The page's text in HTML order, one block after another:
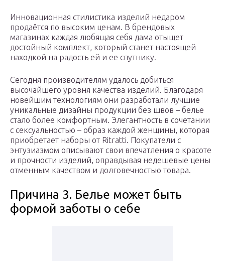
Инновационная стилистика изделий недаром
продаётся по высоким ценам. В брендовых
магазинах каждая любящая себя дама отыщет
достойный комплект, который станет настоящей
находкой на радость ей и ее спутнику.
Сегодня производителям удалось добиться
высочайшего уровня качества изделий. Благодаря
новейшим технологиям они разработали лучшие
уникальные дизайны продукции без швов – белье
стало более комфортным. Элегантность в сочетании
с сексуальностью – образ каждой женщины, которая
приобретает наборы от Ritratti. Покупатели с
энтузиазмом описывают свои впечатления о красоте
и прочности изделий, оправдывая недешевые цены
отменным качеством и долговечностью товара.
Причина 3. Белье может быть
формой заботы о себе